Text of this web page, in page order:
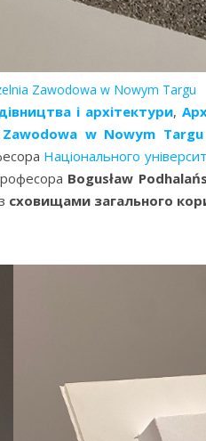
Zawodowa w Nowym Targu
і архітектури,
Zawodowa w Nowym Targu
Національного
Bogusław
сховищами загального